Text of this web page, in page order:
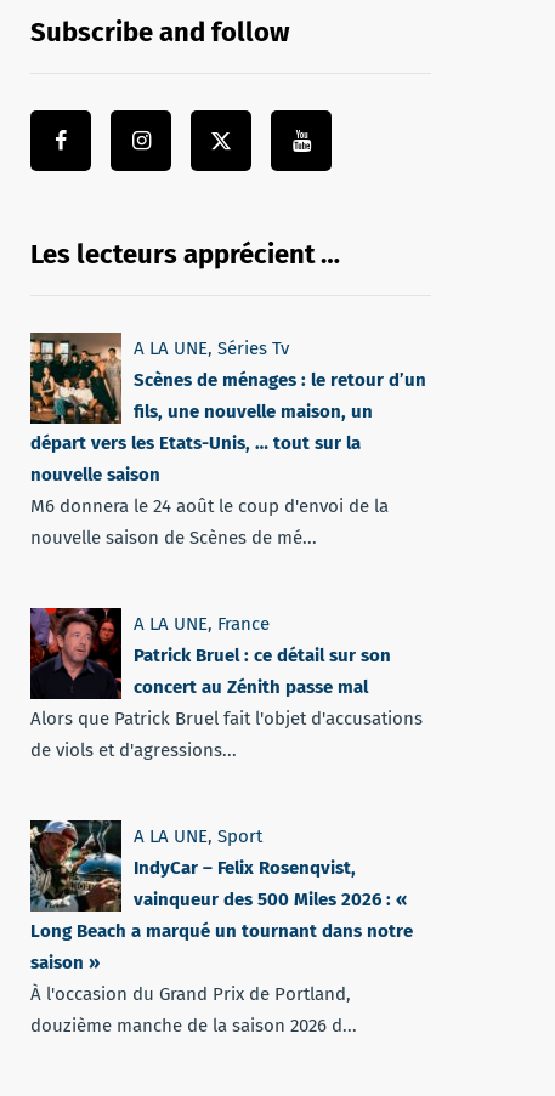
Subscribe and follow
Les lecteurs apprécient …
A LA UNE, Séries Tv
Scènes de ménages : le retour d’un
fils, une nouvelle maison, un
départ vers les Etats-Unis, … tout sur la
nouvelle saison
M6 donnera le 24 août le coup d'envoi de la
nouvelle saison de Scènes de mé...
A LA UNE, France
Patrick Bruel : ce détail sur son
concert au Zénith passe mal
Alors que Patrick Bruel fait l'objet d'accusations
de viols et d'agressions...
A LA UNE, Sport
IndyCar – Felix Rosenqvist,
vainqueur des 500 Miles 2026 : «
Long Beach a marqué un tournant dans notre
saison »
À l'occasion du Grand Prix de Portland,
douzième manche de la saison 2026 d...